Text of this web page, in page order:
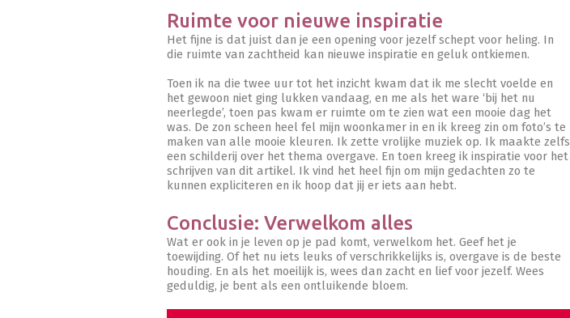
Ruimte voor nieuwe inspiratie
Het fijne is dat juist dan je een opening voor jezelf schept voor heling. In
die ruimte van zachtheid kan nieuwe inspiratie en geluk ontkiemen.
Toen ik na die twee uur tot het inzicht kwam dat ik me slecht voelde en
het gewoon niet ging lukken vandaag, en me als het ware ‘bij het nu
neerlegde’, toen pas kwam er ruimte om te zien wat een mooie dag het
was. De zon scheen heel fel mijn woonkamer in en ik kreeg zin om foto’s te
maken van alle mooie kleuren. Ik zette vrolijke muziek op. Ik maakte zelfs
een schilderij over het thema overgave. En toen kreeg ik inspiratie voor het
schrijven van dit artikel. Ik vind het heel fijn om mijn gedachten zo te
kunnen expliciteren en ik hoop dat jij er iets aan hebt.
Conclusie: Verwelkom alles
Wat er ook in je leven op je pad komt, verwelkom het. Geef het je
toewijding. Of het nu iets leuks of verschrikkelijks is, overgave is de beste
houding. En als het moeilijk is, wees dan zacht en lief voor jezelf. Wees
geduldig, je bent als een ontluikende bloem.